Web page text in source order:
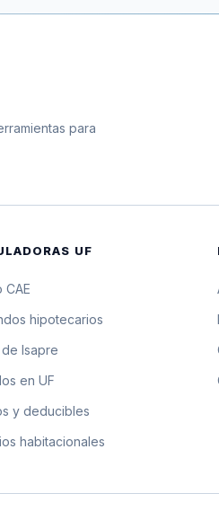
para
UF
CAE
hipotecarios
Isapre
en UF
y deducibles
habitacionales